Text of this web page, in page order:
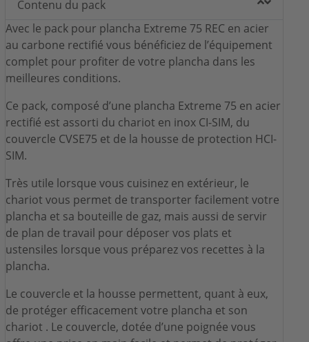
Contenu du pack
Avec le pack pour plancha Extreme 75 REC en acier
au carbone rectifié vous bénéficiez de l’équipement
complet pour profiter de votre plancha dans les
meilleures conditions.
Ce pack, composé d’une plancha Extreme 75 en acier
rectifié est assorti du chariot en inox CI-SIM, du
couvercle CVSE75 et de la housse de protection HCI-
SIM.
Très utile lorsque vous cuisinez en extérieur, le
chariot vous permet de transporter facilement votre
plancha et sa bouteille de gaz, mais aussi de servir
de plan de travail pour déposer vos plats et
ustensiles lorsque vous préparez vos recettes à la
plancha.
Le couvercle et la housse permettent, quant à eux,
de protéger efficacement votre plancha et son
chariot . Le couvercle, dotée d’une poignée vous